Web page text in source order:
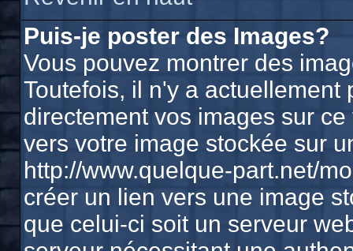
Puis-je poster des Images?
Vous pouvez montrer des
Toutefois, il n'y a
directement vos images sur
vers votre image stockée sur
http://www.quelque-part.net/
créer un lien vers une image
que celui-ci soit un serveur